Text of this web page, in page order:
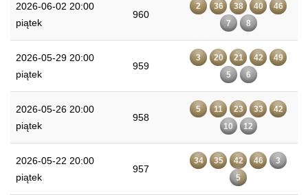
2026-06-02 20:00
piątek
960
2 36 38 40
46
7
8
2026-05-29 20:00
piątek
959
3 20 21 42
49
5
6
2026-05-26 20:00
piątek
958
5 11 23 33
42
10
12
2026-05-22 20:00
piątek
957
34 35 42 46
3
5